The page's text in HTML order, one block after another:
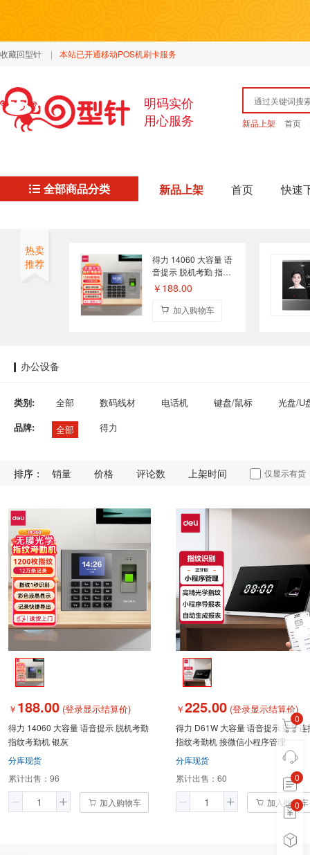
收藏回型针 | 本站已开通移动POS机刷卡服务
明码实价
用心服务
新品上架 首页
全部商品分类 新品上架 首页 快速
0
0
0 0
热卖
推荐
得力 14060 大容量 语
音提示 脱机考勤 指纹
考勤机 银灰
￥188.00
加入购物车
办公设备
类别: 全部 数码线材 电话机 键盘/鼠标
光盘/U
品牌:
全部 得力
排序： 销量 价格 评论数 上架时间 仅显示有货
￥ 188.00 (登录显示结算价)
得力 14060 大容量 语音提示 脱机考勤
指纹考勤机 银灰
分库现货
累计出售： 96
加入购物车
￥225.00 (登录显示结算价)
得力 D61W 大容量 语音提示 蓝牙连
指纹考勤机 接微信小程序管理
分库现货
累计出售： 60
加入购物车